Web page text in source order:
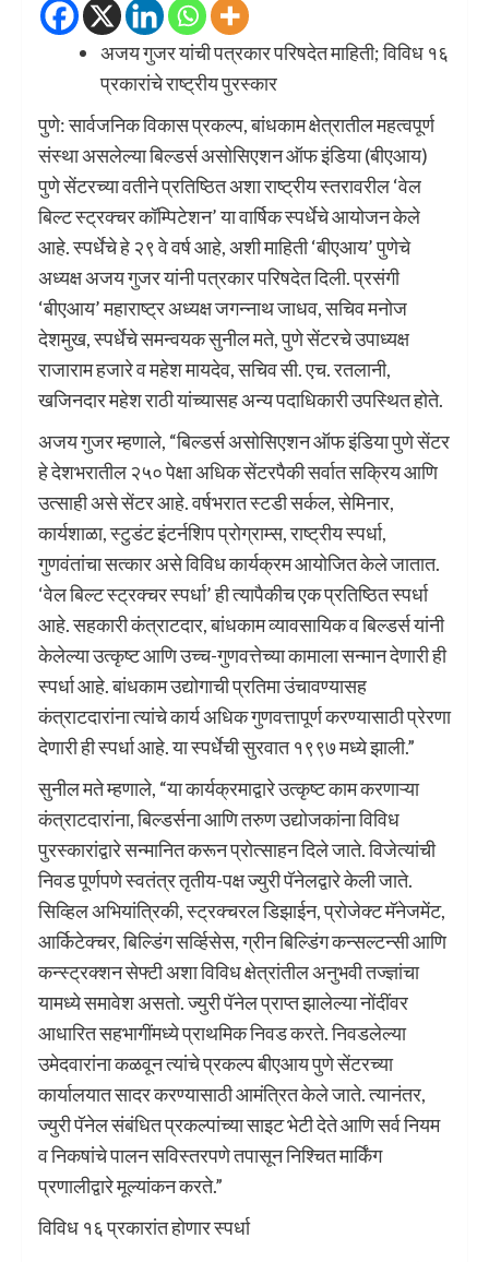
अजय गुजर यांची पत्रकार परिषदेत माहिती; विविध १६
प्रकारांचे राष्ट्रीय पुरस्कार
पुणे: सार्वजनिक विकास प्रकल्प, बांधकाम क्षेत्रातील महत्वपूर्ण
संस्था असलेल्या बिल्डर्स असोसिएशन ऑफ इंडिया (बीएआय)
पुणे सेंटरच्या वतीने प्रतिष्ठित अशा राष्ट्रीय स्तरावरील ‘वेल
बिल्ट स्ट्रक्चर कॉम्पिटेशन’ या वार्षिक स्पर्धेचे आयोजन केले
आहे. स्पर्धेचे हे २९ वे वर्ष आहे, अशी माहिती ‘बीएआय’ पुणेचे
अध्यक्ष अजय गुजर यांनी पत्रकार परिषदेत दिली. प्रसंगी
‘बीएआय’ महाराष्ट्र अध्यक्ष जगन्नाथ जाधव, सचिव मनोज
देशमुख, स्पर्धेचे समन्वयक सुनील मते, पुणे सेंटरचे उपाध्यक्ष
राजाराम हजारे व महेश मायदेव, सचिव सी. एच. रतलानी,
खजिनदार महेश राठी यांच्यासह अन्य पदाधिकारी उपस्थित होते.
अजय गुजर म्हणाले, “बिल्डर्स असोसिएशन ऑफ इंडिया पुणे सेंटर
हे देशभरातील २५० पेक्षा अधिक सेंटरपैकी सर्वात सक्रिय आणि
उत्साही असे सेंटर आहे. वर्षभरात स्टडी सर्कल, सेमिनार,
कार्यशाळा, स्टुडंट इंटर्नशिप प्रोग्राम्स, राष्ट्रीय स्पर्धा,
गुणवंतांचा सत्कार असे विविध कार्यक्रम आयोजित केले जातात.
‘वेल बिल्ट स्ट्रक्चर स्पर्धा’ ही त्यापैकीच एक प्रतिष्ठित स्पर्धा
आहे. सहकारी कंत्राटदार, बांधकाम व्यावसायिक व बिल्डर्स यांनी
केलेल्या उत्कृष्ट आणि उच्च-गुणवत्तेच्या कामाला सन्मान देणारी ही
स्पर्धा आहे. बांधकाम उद्योगाची प्रतिमा उंचावण्यासह
कंत्राटदारांना त्यांचे कार्य अधिक गुणवत्तापूर्ण करण्यासाठी प्रेरणा
देणारी ही स्पर्धा आहे. या स्पर्धेची सुरवात १९९७ मध्ये झाली.”
सुनील मते म्हणाले, “या कार्यक्रमाद्वारे उत्कृष्ट काम करणाऱ्या
कंत्राटदारांना, बिल्डर्सना आणि तरुण उद्योजकांना विविध
पुरस्कारांद्वारे सन्मानित करून प्रोत्साहन दिले जाते. विजेत्यांची
निवड पूर्णपणे स्वतंत्र तृतीय-पक्ष ज्युरी पॅनेलद्वारे केली जाते.
सिव्हिल अभियांत्रिकी, स्ट्रक्चरल डिझाईन, प्रोजेक्ट मॅनेजमेंट,
आर्किटेक्चर, बिल्डिंग सर्व्हिसेस, ग्रीन बिल्डिंग कन्सल्टन्सी आणि
कन्स्ट्रक्शन सेफ्टी अशा विविध क्षेत्रांतील अनुभवी तज्ज्ञांचा
यामध्ये समावेश असतो. ज्युरी पॅनेल प्राप्त झालेल्या नोंदींवर
आधारित सहभागींमध्ये प्राथमिक निवड करते. निवडलेल्या
उमेदवारांना कळवून त्यांचे प्रकल्प बीएआय पुणे सेंटरच्या
कार्यालयात सादर करण्यासाठी आमंत्रित केले जाते. त्यानंतर,
ज्युरी पॅनेल संबंधित प्रकल्पांच्या साइट भेटी देते आणि सर्व नियम
व निकषांचे पालन सविस्तरपणे तपासून निश्चित मार्किंग
प्रणालीद्वारे मूल्यांकन करते.”
विविध १६ प्रकारांत होणार स्पर्धा